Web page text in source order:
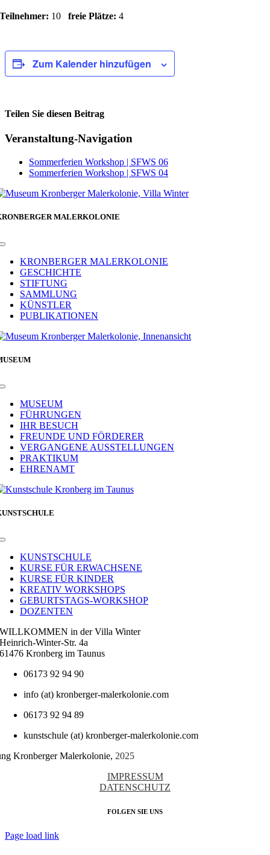
Teilnehmer: 10freie Plätze: 4
Zum Kalender hinzufügen
Teilen Sie diesen Beitrag
Facebook
Veranstaltung-Navigation
Sommerferien Workshop | SFWS 06
Sommerferien Workshop | SFWS 04
MALERKOLONIE
Toggle
NavigationKRONBERGER MALERKOLONIE
GESCHICHTE
STIFTUNG
SAMMLUNG
KÜNSTLER
PUBLIKATIONEN
Toggle
NavigationMUSEUM
FÜHRUNGEN
IHR BESUCH
FREUNDE UND FÖRDERER
VERGANGENE AUSSTELLUNGEN
PRAKTIKUM
EHRENAMT
Toggle
NavigationKUNSTSCHULE
KURSE FÜR ERWACHSENE
KURSE FÜR KINDER
KREATIV WORKSHOPS
GEBURTSTAGS-WORKSHOP
DOZENTEN
WILLKOMMEN in der Villa Winter
Heinrich-Winter-Str. 4a
61476 Kronberg im Taunus
06173 92 94 90
info (at) kronberger-malerkolonie.com
06173 92 94 89
kunstschule (at) kronberger-malerkolonie.com
Kronberger Malerkolonie, 2025
IMPRESSUM
DATENSCHUTZ
FOLGEN SIE UNS
Page load link